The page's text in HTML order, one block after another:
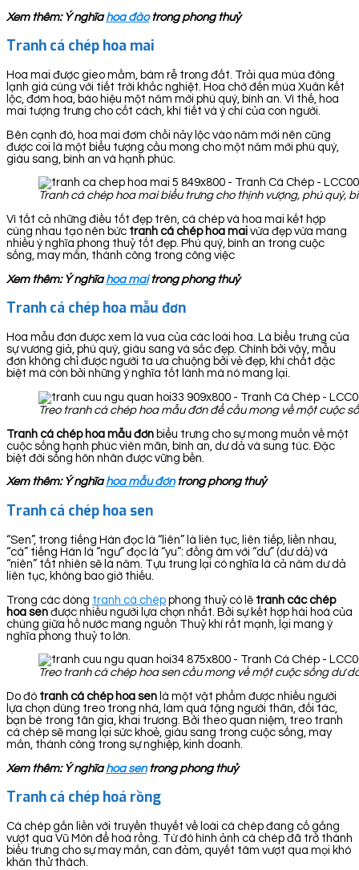
Xem thêm: Ý nghĩahoa đàotrong phong thuỷ
Tranh cá chép hoa mai
Hoa mai được gieo mầm, bám rễ trong đất. Trải qua mùa đông
lạnh giá cùng với tiết trời khắc nghiệt. Hoa chờ đến mùa Xuân kết
lộc, đơm hoa, báo hiệu một năm mới phú quý, bình an. Vì thế, hoa
mai tượng trưng cho cốt cách, khí tiết và ý chí của con người.
Bên cạnh đó, hoa mai đơm chồi nảy lộc vào năm mới nên cũng
được coi là một biểu tượng cầu mong cho một năm mới phú quý,
giàu sang, bình an và hạnh phúc.
Tranh cá chép hoa mai biểu trưng cho thịnh vượng, phú quý,
Vì tất cả những điều tốt đẹp trên, cá chép và hoa mai kết hợp
cùng nhau tạo nên bức tranh cá chép hoa mai vừa đẹp vừa mang
nhiều ý nghĩa phong thuỷ tốt đẹp. Phú quý, bình an trong cuộc
sống, may mắn, thành công trong công việc
Xem thêm: Ý nghĩahoa maitrong phong thuỷ
Tranh cá chép hoa mẫu đơn
Hoa mẫu đơn được xem là vua của các loài hoa. Là biểu trưng của
sự vương giả, phú quý, giàu sang và sắc đẹp. Chính bởi vậy, mẫu
đơn không chỉ được người ta ưa chuộng bởi vẻ đẹp, khí chất đặc
biệt mà còn bởi những ý nghĩa tốt lành mà nó mang lại.
Treo tranh cá chép hoa mẫu đơn để cầu mong về một cuộc
Tranh cá chép hoa mẫu đơn biểu trưng cho sự mong muốn về một
cuộc sống hạnh phúc viên mãn, bình an, dư dả và sung túc. Đặc
biệt đời sống hôn nhân được vững bền.
Xem thêm: Ý nghĩahoa mẫu đơntrong phong thuỷ
Tranh cá chép hoa sen
“Sen”, trong tiếng Hán đọc là “liên” là liên tục, liên tiếp, liền nhau,
“cá” tiếng Hán là “ngư” đọc là “yu”: đồng âm với “dư” (dư dả) và
“niên” tất nhiên sẽ là năm. Tựu trung lại có nghĩa là cả năm dư dả
liên tục, không bao giờ thiếu.
Trong các dòng tranh cá chép phong thuỷ có lẽ tranh các chép
hoa sen được nhiều người lựa chọn nhất. Bởi sự kết hợp hài hoà của
chúng giữa hồ nước mang nguồn Thuỷ khí rất mạnh, lại mang ý
nghĩa phong thuỷ to lớn.
Treo tranh cá chép hoa sen cầu mong về một cuộc sống dư
Do đó tranh cá chép hoa sen là một vật phẩm được nhiều người
lựa chọn dùng treo trong nhà, làm quà tặng người thân, đối tác,
bạn bè trong tân gia, khai trương. Bởi theo quan niệm, treo tranh
cá chép sẽ mang lại sức khoẻ, giàu sang trong cuộc sống, may
mắn, thành công trong sự nghiệp, kinh doanh.
Xem thêm: Ý nghĩahoa sentrong phong thuỷ
Tranh cá chép hoá rồng
Cá chép gắn liền với truyền thuyết về loài cá chép đang cố gắng
vượt qua Vũ Môn để hoá rồng. Từ đó hình ảnh cá chép đã trở thành
biểu trưng cho sự may mắn, can đảm, quyết tâm vượt qua mọi khó
khăn thử thách.